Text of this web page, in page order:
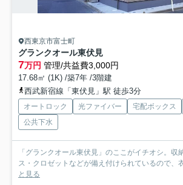
西東京市富士町
グランクオール東伏見
7万円 管理/共益費3,000円
17.68㎡ (1K) /築7年 /3階建
西武新宿線「東伏見」駅 徒歩3分
オートロック 光ファイバー 宅配ボックス
公共下水
「グランクオール東伏見」のここがイチオシ。収
ス・クロゼットなどが備え付けられているので、
と見る